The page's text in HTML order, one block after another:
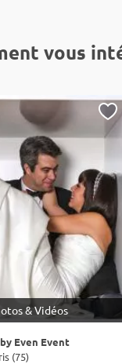
vous
& Vidéos
Even Event
(75)